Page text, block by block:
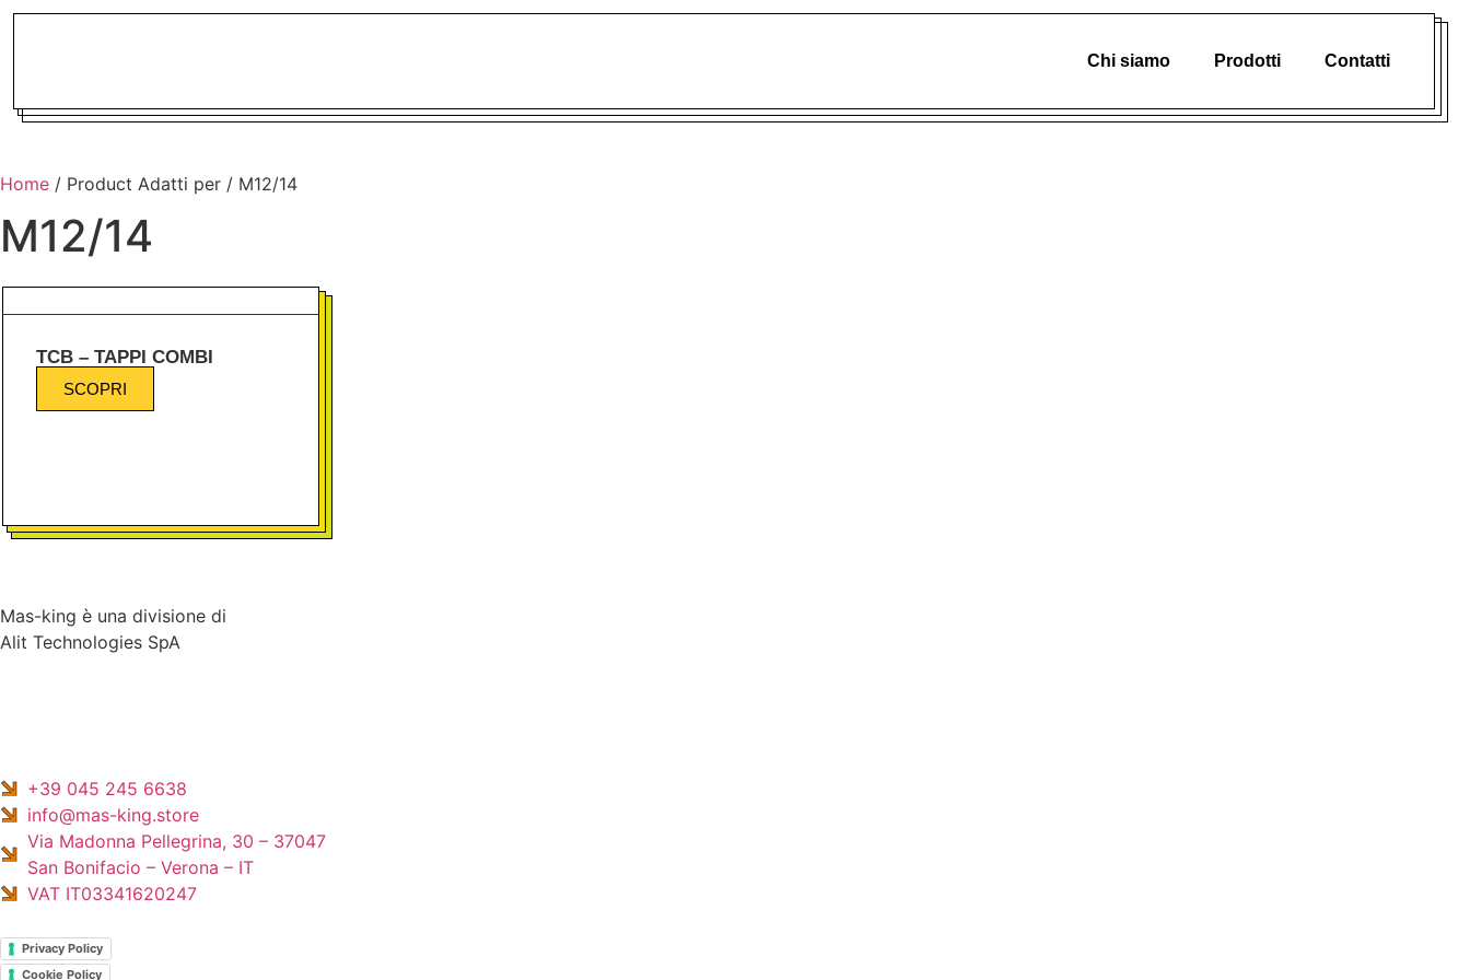
Chi siamo Prodotti Contatti
Home / Product Adatti per / M12/14
M12/14
TCB – TAPPI COMBI
SCOPRI
Mas-king è una divisione di
Alit Technologies SpA
+39 045 245 6638
info@mas-king.store
Via Madonna Pellegrina, 30 – 37047
San Bonifacio – Verona – IT
VAT IT03341620247
Privacy Policy
Cookie Policy